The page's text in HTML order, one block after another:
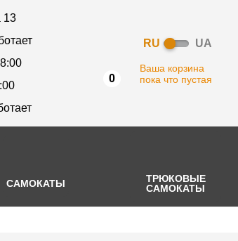
13
RU UA
0
Ваша корзина
пока что пустая
САМОКАТЫ
ТРЮКОВЫЕ
САМОКАТЫ